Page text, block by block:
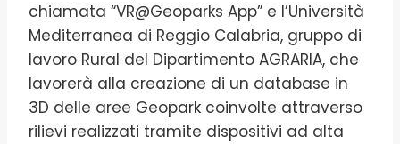
chiamata “VR@Geoparks App” e l’Università
Mediterranea di Reggio Calabria, gruppo di
lavoro Rural del Dipartimento AGRARIA, che
lavorerà alla creazione di un database in
3D delle aree Geopark coinvolte attraverso
rilievi realizzati tramite dispositivi ad alta